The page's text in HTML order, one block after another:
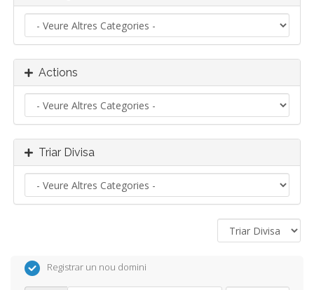
Actions
Triar Divisa
Registrar un nou domini